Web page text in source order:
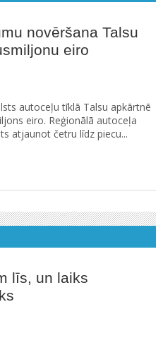
novēršana Talsu
eiro
autoceļu tīklā Talsu apkārtnē
eiro. Reģionālā autoceļa
atjaunot četru līdz piecu...
līs, un laiks